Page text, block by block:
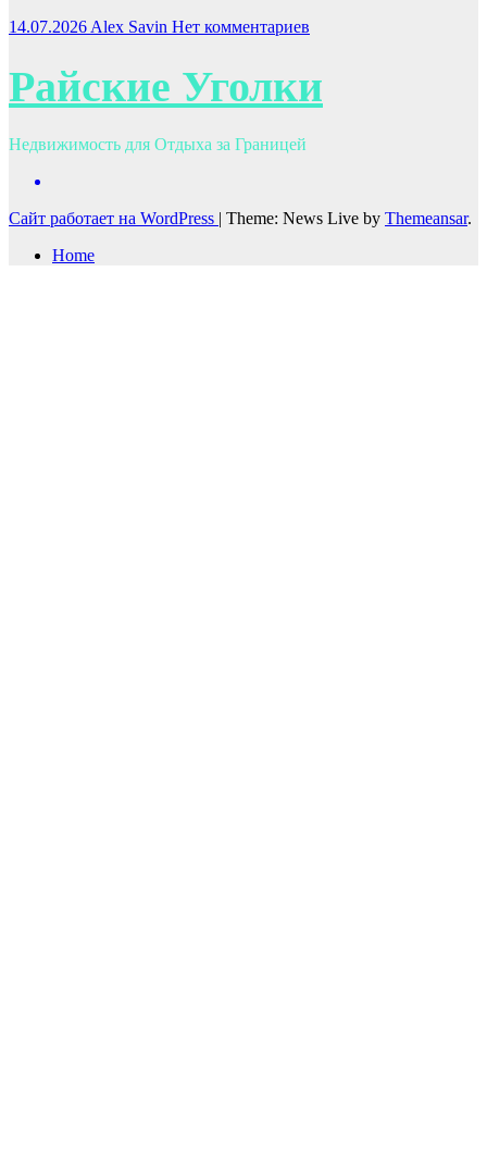
14.07.2026 Alex Savin Нет комментариев
Райские Уголки
Недвижимость для Отдыха за Границей
Сайт работает на WordPress | Theme: News Live by Themeansar.
Home